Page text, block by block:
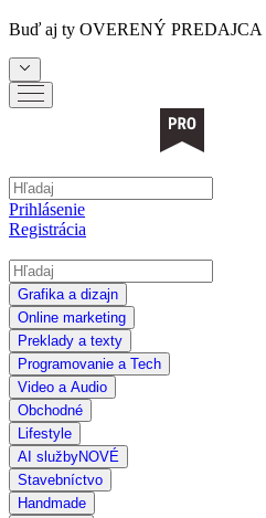
Buď aj ty OVERENÝ PREDAJCA
Prihlásenie
Registrácia
Grafika a dizajn
Online marketing
Preklady a texty
Programovanie a Tech
Video a Audio
Obchodné
Lifestyle
AI službyNOVÉ
Stavebníctvo
Handmade